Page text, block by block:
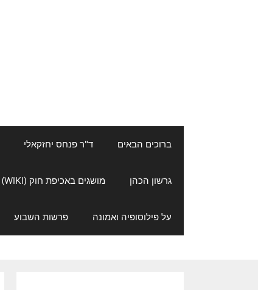
ברוכים הבאים ד"ר פנחס יחזקאלי
גרשון הכהן מושגים באכיפת חוק (WIKI)
על פילוסופיה ואמונה פרשות השבוע